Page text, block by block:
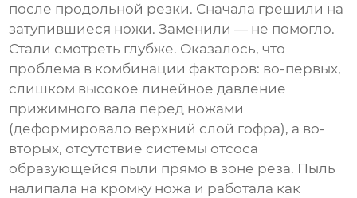
после продольной резки. Сначала грешили на
затупившиеся ножи. Заменили — не помогло.
Стали смотреть глубже. Оказалось, что
проблема в комбинации факторов: во-первых,
слишком высокое линейное давление
прижимного вала перед ножами
(деформировало верхний слой гофра), а во-
вторых, отсутствие системы отсоса
образующейся пыли прямо в зоне реза. Пыль
налипала на кромку ножа и работала как